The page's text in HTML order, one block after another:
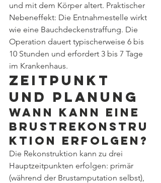
und mit dem Körper altert. Praktischer
Nebeneffekt: Die Entnahmestelle wirkt
wie eine Bauchdeckenstraffung. Die
Operation dauert typischerweise 6 bis
10 Stunden und erfordert 3 bis 7 Tage
im Krankenhaus.
Zeitpunkt
und Planung
Wann kann eine
Brustrekonstru
ktion erfolgen?
Die Rekonstruktion kann zu drei
Hauptzeitpunkten erfolgen: primär
(während der Brustamputation selbst),